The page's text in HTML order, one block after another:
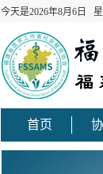
今天是2026年8月6日
首页